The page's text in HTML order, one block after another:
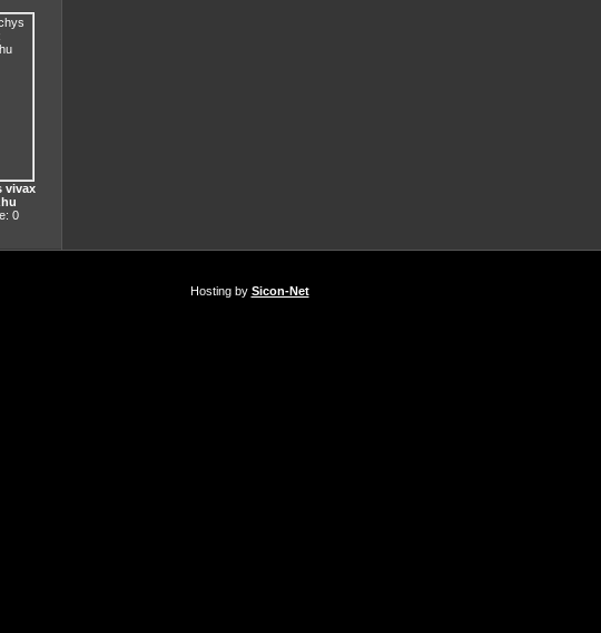
vivax
0
Hosting by Sicon-Net